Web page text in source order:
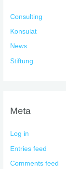
Consulting
Konsulat
News
Stiftung
Meta
Log in
Entries feed
Comments feed